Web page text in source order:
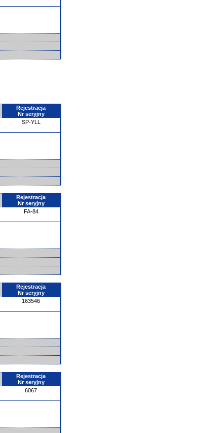
Rejestracja
Nr seryjny
SP-YLL
Rejestracja
Nr seryjny
FA-84
Rejestracja
Nr seryjny
163546
Rejestracja
Nr seryjny
6067